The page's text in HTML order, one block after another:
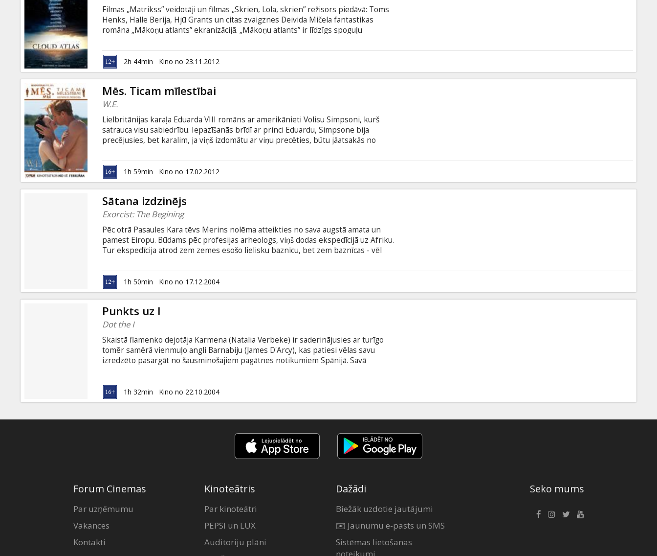
Filmas „Matrikss” veidotāji un filmas „Skrien, Lola, skrien” režisors piedāvā: Toms
Henks, Halle Berija, Hjū Grants un citas zvaigznes Deivida Mičela fantastikas
romāna „Mākoņu atlants” ekranizācijā. „Mākoņu atlants” ir līdzīgs spoguļu
Jauns notārs 19. gadsmitā ceļo ar kuģi uz Sanfrancisko, un komponists, kas ir
spiests tirgot savu dvēseli un ķermeni Eiropā laikā starp diviem pasaules kariem.
2h 44min Kino no 23.11.2012
Mēs. Ticam mīlestībai
W.E.
Lielbritānijas karaļa Eduarda VIII romāns ar amerikānieti Volisu Simpsoni, kurš
satrauca visu sabiedrību. Iepazīšanās brīdī ar princi Eduardu, Simpsone bija
precējusies, bet karalim, ja viņš izdomātu ar viņu precēties, būtu jāatsakās no
James D'Arcy, Andrea Riseborough Režisore: Madonna Filma angļu valodā ar
subtitriem latviešu un krievu valodā.
1h 59min Kino no 17.02.2012
Sātana izdzinējs
Exorcist: The Begining
Pēc otrā Pasaules Kara tēvs Merins nolēma atteikties no sava augstā amata un
pamest Eiropu. Būdams pēc profesijas arheologs, viņš dodas ekspedīcijā uz Afriku.
Tur ekspedīcija atrod zem zemes esošo lielisku baznīcu, bet zem baznīcas - vēl
Izabella Scorupco
1h 50min Kino no 17.12.2004
Punkts uz I
Dot the I
Skaistā flamenko dejotāja Karmena (Natalia Verbeke) ir saderinājusies ar turīgo
tomēr samērā vienmuļo angli Barnabiju (James D'Arcy), kas patiesi vēlas savu
izredzēto pasargāt no šausminošajiem pagātnes notikumiem Spānijā. Savā
Brazīlijas vārdā Kīts (Gael Garcia Bernal) un abos jauniešos dzimst kaisle vienam
pret otru.1h 32min Kino no 22.10.2004
Forum Cinemas
Par uzņēmumu
Vakances
Kontakti
Kinoteātris
Par kinoteātri
PEPSI un LUX
Auditoriju plāni
Dažādi
Biežāk uzdotie jautājumi
✉️ Jaunumu e-pasts un SMS
Sistēmas lietošanas
noteikumi
Seko mums